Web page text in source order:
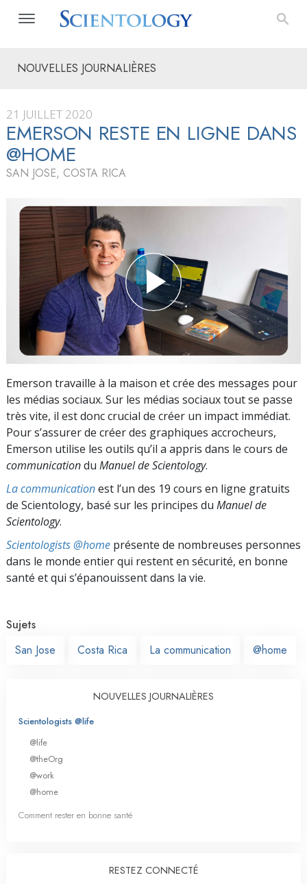
NOUVELLES JOURNALIÈRES
21 JUILLET 2020
EMERSON RESTE EN LIGNE DANS
@HOME
SAN JOSE, COSTA RICA
Emerson travaille à la maison et crée des messages pour
les médias sociaux. Sur les médias sociaux tout se passe
très vite, il est donc crucial de créer un impact immédiat.
Pour s’assurer de créer des graphiques accrocheurs,
Emerson utilise les outils qu’il a appris dans le cours de
communicationdu Manuel de Scientology.
La communicationest l’un des 19 cours en ligne gratuits
de Scientology, basé sur les principes du Manuel de
Scientology.
Scientologists @home présente de nombreuses personnes
dans le monde entier qui restent en sécurité, en bonne
santé et qui s’épanouissent dans la vie.
Sujets
San Jose
Costa Rica La communication @home
NOUVELLES JOURNALIÈRES
Scientologists @life
@life
@theOrg
@work
@home
Comment rester en bonne santé
RESTEZ CONNECTÉ